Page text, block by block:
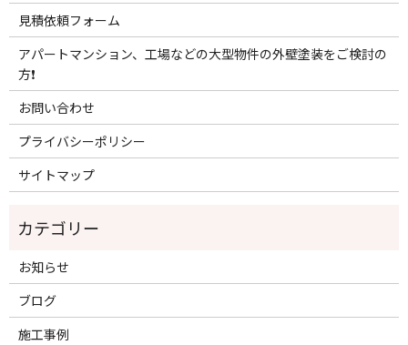
見積依頼フォーム
アパートマンション、工場などの大型物件の外壁塗装をご検討の
方❗️
お問い合わせ
プライバシーポリシー
サイトマップ
お知らせ
ブログ
施工事例